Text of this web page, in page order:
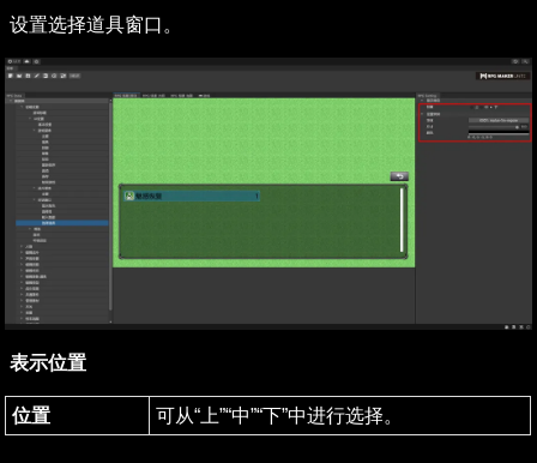
设置选择道具窗口。
表示位置
位置 可从“上”“中”“下”中进行选择。